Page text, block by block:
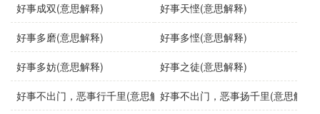
该成语可以在多种场合中使用，例如：
文学作品：描写人物性格时，可以用来形容那些喜欢闹
事的角色。
好事成双(意思解释) 好事天悭(意思解释)
好事多磨(意思解释) 好事多悭(意思解释)
好事多妨(意思解释) 好事之徒(意思解释)
好事不出门，恶事行千里(意思解释)好事不出门，恶事扬千里(意思解释)